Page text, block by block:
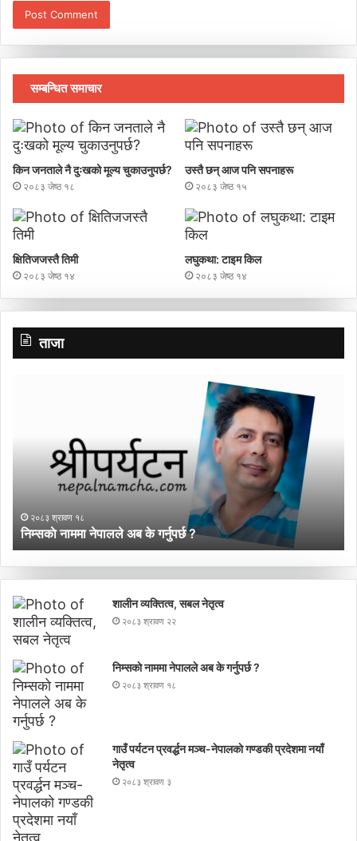
सम्बन्धित समाचार
किन जनताले नै दुःखको मूल्य चुकाउनुपर्छ?
२०८३ जेष्ठ १८
उस्तै छन् आज पनि सपनाहरू
२०८३ जेष्ठ १५
क्षितिजजस्तै तिमी
२०८३ जेष्ठ १४
लघुकथा: टाइम किल
२०८३ जेष्ठ १४
ताजा
२०८३ श्रावण १८
निम्सकाे नाममा नेपालले अब के गर्नुपर्छ ?
शालीन व्यक्तित्व, सबल नेतृत्व
२०८३ श्रावण २२
निम्सकाे नाममा नेपालले अब के गर्नुपर्छ ?
२०८३ श्रावण १८
गाउँ पर्यटन प्रवर्द्धन मञ्च-नेपालकाे गण्डकी प्रदेशमा नयाँ
नेतृत्व
२०८३ श्रावण ३